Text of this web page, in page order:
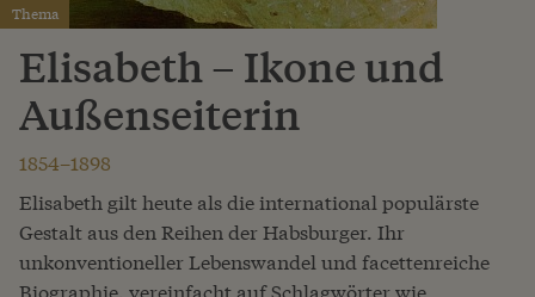
Thema
Elisabeth – Ikone und
Außenseiterin
1854–1898
Elisabeth gilt heute als die international populärste
Gestalt aus den Reihen der Habsburger. Ihr
unkonventioneller Lebenswandel und facettenreiche
Biographie, vereinfacht auf Schlagwörter wie